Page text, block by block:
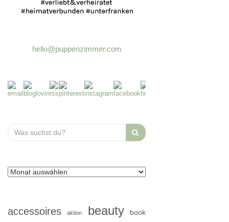
hello@puppenzimmer.com
Search
for:
accessoires aktion beauty book